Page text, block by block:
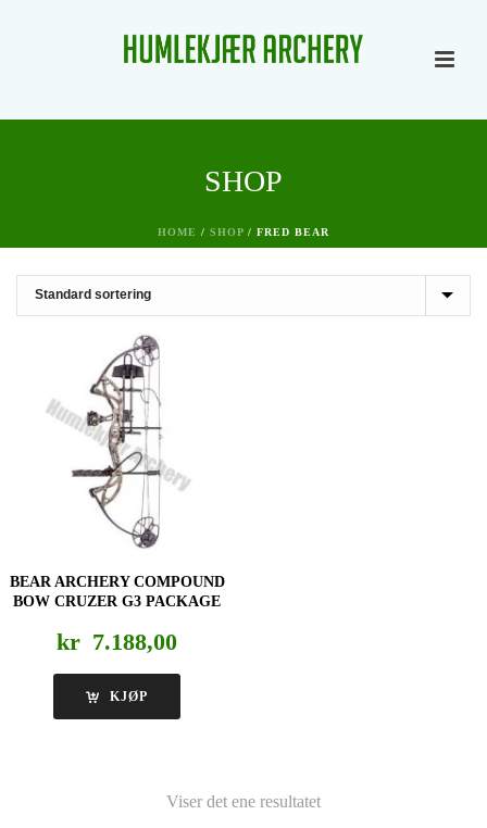
SHOP
HOME / SHOP / FRED BEAR
BEAR ARCHERY COMPOUND
BOW CRUZER G3 PACKAGE
kr 7.188,00
KJØP
Viser det ene resultatet